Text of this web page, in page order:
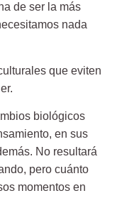
de ser la más
nada
que eviten
biológicos
en sus
No resultará
pero cuánto
momentos en